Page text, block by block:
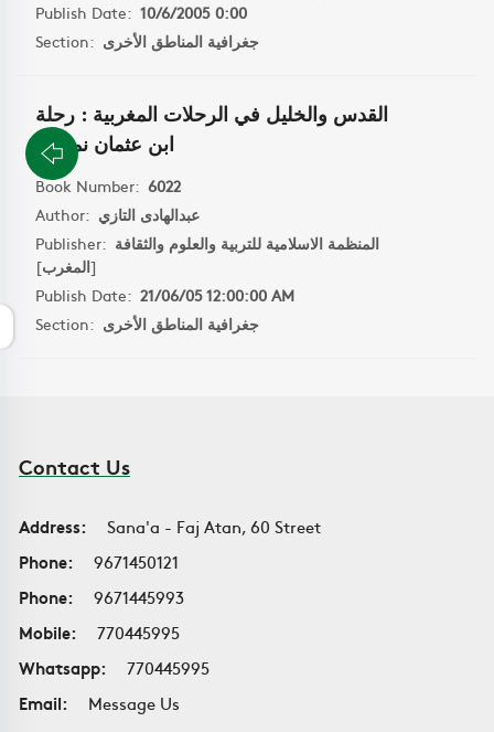
Publish Date: 10/6/2005 0:00
Section: جغرافية المناطق الأخرى
القدس والخليل في الرحلات المغربية : رحلة
ابن عثمان نموذجا
Book Number: 6022
Author: عبدالهادى التازي
Publisher: المنظمة الاسلامية للتربية والعلوم والثقافة
[المغرب]
Publish Date: 21/06/05 12:00:00 AM
Section: جغرافية المناطق الأخرى
Contact Us
Address:
Sana'a - Faj Atan, 60 Street
Phone:
9671450121
Phone:
9671445993
Mobile:
770445995
Whatsapp:
770445995
Email:
Message Us